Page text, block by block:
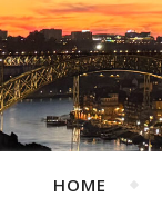
HOME